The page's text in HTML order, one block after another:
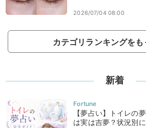
2026/07/04 08:00
カテゴリランキングをも
新着
【夢占い】トイレの
は実は吉夢？状況別